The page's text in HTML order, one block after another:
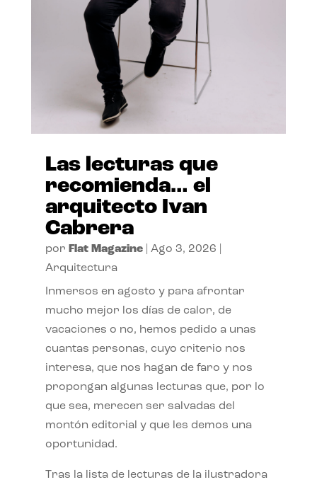
Las lecturas que
recomienda… el
arquitecto Ivan
Cabrera
por Flat Magazine| Ago 3, 2026
Arquitectura
Inmersos en agosto y para afrontar
mucho mejor los días de calor, de
vacaciones o no, hemos pedido a unas
cuantas personas, cuyo criterio nos
interesa, que nos hagan de faro y nos
propongan algunas lecturas que, por lo
que sea, merecen ser salvadas del
montón editorial y que les demos una
oportunidad.
Tras la lista de lecturas de la ilustradora